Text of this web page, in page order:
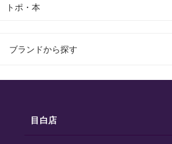
トポ・本
ブランドから探す
目白店